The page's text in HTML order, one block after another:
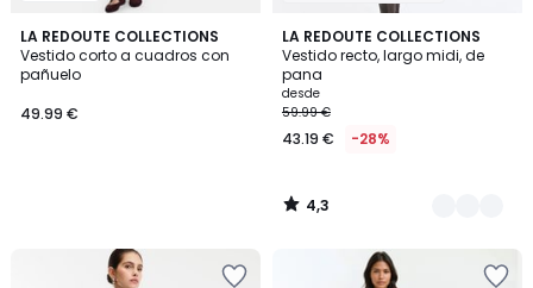
LA REDOUTE COLLECTIONS
Vestido corto a cuadros con
pañuelo
49.99 €
LA REDOUTE COLLECTIONS
Vestido recto, largo midi, de
pana
desde
59.99 €
43.19 € -28%
4,3
/ 5
3
Colores
4,3
/